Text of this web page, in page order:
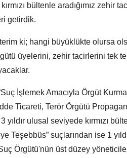
bültenle aradığımız zehir
getirdik.
ki; hangi büyüklükte olursa
üyelerini, zehir tacirlerini tek
İşlemek Amacıyla Örgüt
Ticareti, Terör Örgütü
ulusal seviyede kırmızı
Teşebbüs” suçlarından ise 1
Örgütü'nün üst düzey